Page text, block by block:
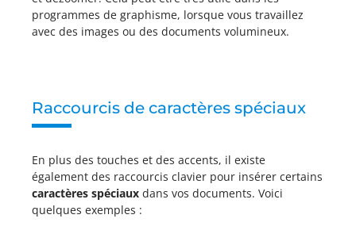
programmes de graphisme, lorsque vous travaillez
avec des images ou des documents volumineux.
Raccourcis de caractères spéciaux
En plus des touches et des accents, il existe
également des raccourcis clavier pour insérer certains
caractères spéciaux dans vos documents. Voici
quelques exemples :